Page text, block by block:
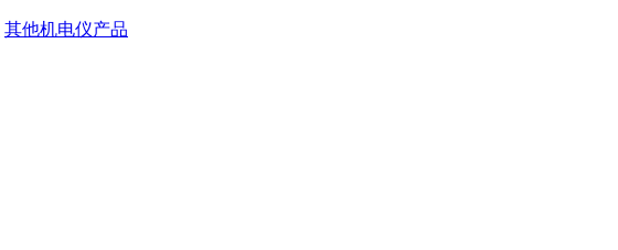
其他机电仪产品